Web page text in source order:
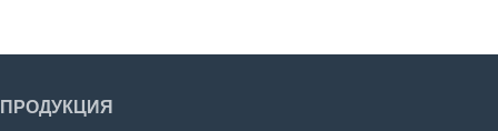
ПРОДУКЦИЯ